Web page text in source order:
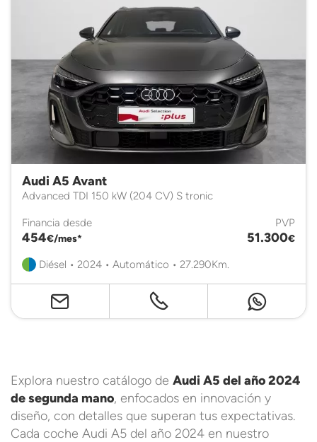
Audi A5 Avant
Advanced TDI 150 kW (204 CV) S tronic
Financia desde
454€/mes*
PVP
51.300€
Diésel • 2024 • Automático • 27.290Km.
Explora nuestro catálogo de Audi A5 del año 2024
de segunda mano, enfocados en innovación y
diseño, con detalles que superan tus expectativas.
Cada coche Audi A5 del año 2024 en nuestro